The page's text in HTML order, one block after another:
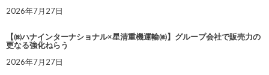
2026年7月27日
【㈱ハナインターナショナル×星清重機運輸㈱】グループ会社で販売力の
更なる強化ねらう
2026年7月27日